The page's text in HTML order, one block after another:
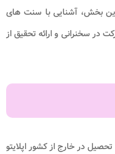
این بخش، آشنایی با سنت های
در سخنرانی و ارائه تحقیق از
در خارج از کشور اپلایتو